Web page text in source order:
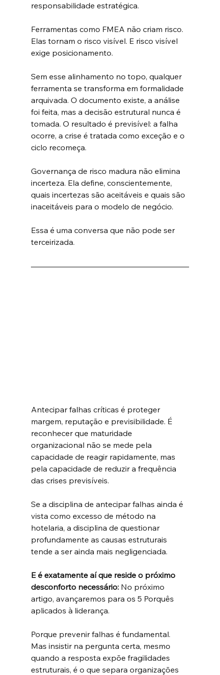
responsabilidade estratégica.
Ferramentas como FMEA não criam risco.
Elas tornam o risco visível. E risco visível
exige posicionamento.
Sem esse alinhamento no topo, qualquer
ferramenta se transforma em formalidade
arquivada. O documento existe, a análise
foi feita, mas a decisão estrutural nunca é
tomada. O resultado é previsível: a falha
ocorre, a crise é tratada como exceção e o
ciclo recomeça.
Governança de risco madura não elimina
incerteza. Ela define, conscientemente,
quais incertezas são aceitáveis e quais são
inaceitáveis para o modelo de negócio.
Essa é uma conversa que não pode ser
terceirizada.
Antecipar falhas críticas é proteger
margem, reputação e previsibilidade. É
reconhecer que maturidade
organizacional não se mede pela
capacidade de reagir rapidamente, mas
pela capacidade de reduzir a frequência
das crises previsíveis.
Se a disciplina de antecipar falhas ainda é
vista como excesso de método na
hotelaria, a disciplina de questionar
profundamente as causas estruturais
tende a ser ainda mais negligenciada.
E é exatamente aí que reside o próximo
desconforto necessário: No próximo
artigo, avançaremos para os 5 Porquês
aplicados à liderança.
Porque prevenir falhas é fundamental.
Mas insistir na pergunta certa, mesmo
quando a resposta expõe fragilidades
estruturais, é o que separa organizações